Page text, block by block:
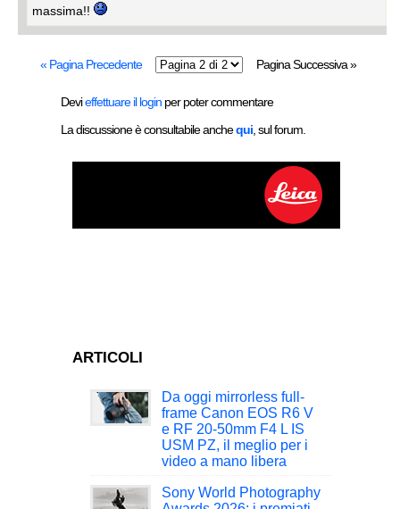
massima!!
« Pagina Precedente Pagina Successiva »
Devieffettuare il login per poter commentare
La discussione è consultabile anchequi , sul forum.
ARTICOLI
Da oggi mirrorless full-
frame Canon EOS R6 V
e RF 20-50mm F4 L IS
USM PZ, il meglio per i
video a mano libera
Sony World Photography